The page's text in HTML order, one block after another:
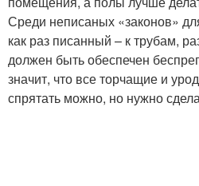
Среди неписаных «законов»
как раз писанный – к трубам,
должен быть обеспечен
значит, что все торчащие и
спрятать можно, но нужно